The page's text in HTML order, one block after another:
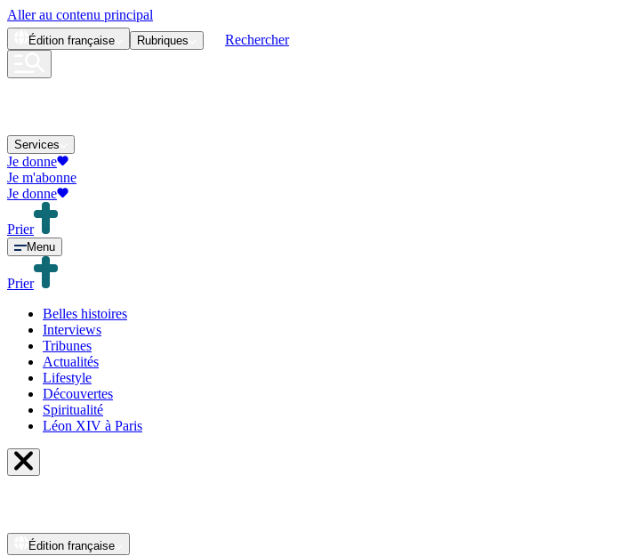
Aller au contenu principal
Édition française Rubriques Rechercher
Services
Je donne
Je m'abonne
Je donne
Prier
Menu
Prier
Belles histoires
Interviews
Tribunes
Actualités
Lifestyle
Découvertes
Spiritualité
Léon XIV à Paris
Édition française